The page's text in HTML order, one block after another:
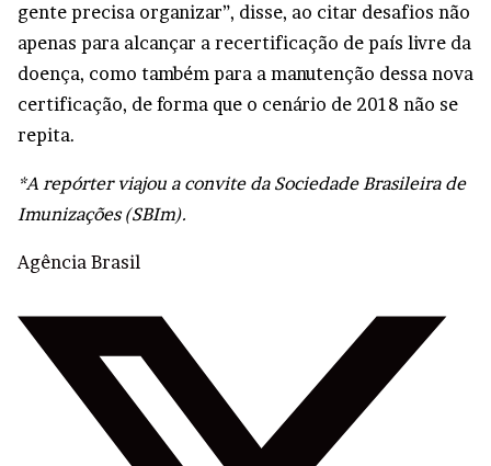
gente precisa organizar”, disse, ao citar desafios não
apenas para alcançar a recertificação de país livre da
doença, como também para a manutenção dessa nova
certificação, de forma que o cenário de 2018 não se
repita.
*A repórter viajou a convite da Sociedade Brasileira de
Imunizações (SBIm).
Agência Brasil